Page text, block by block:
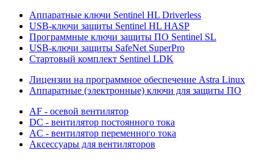
Аппаратные ключи Sentinel HL Driverless
USB-ключи защиты Sentinel HL HASP
Программные ключи защиты ПО Sentinel SL
USB-ключи защиты SafeNet SuperPro
Стартовый комплект Sentinel LDK
Лицензии на программное обеспечение Astra Linux
Аппаратные (электронные) ключи для защиты ПО
AF - осевой вентилятор
DC - вентилятор постоянного тока
AC - вентилятор переменного тока
Аксессуары для вентиляторов